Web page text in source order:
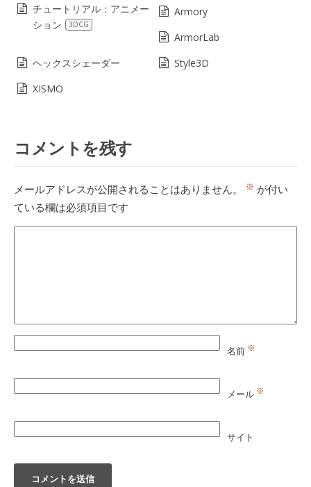
チュートリアル：アニメー
ション
3DCG
Armory
ArmorLab
ヘックスシェーダー
Style3D
XISMO
コメントを残す
メールアドレスが公開されることはありません。 ※ が付い
ている欄は必須項目です
名前 ※
メール ※
サイト